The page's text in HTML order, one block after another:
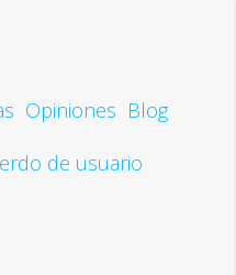
Opiniones Blog
de usuario